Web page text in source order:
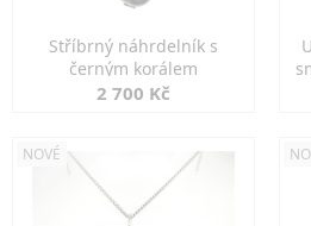
Stříbrný náhrdelník s
černým korálem
2 700 Kč
NOVÉ